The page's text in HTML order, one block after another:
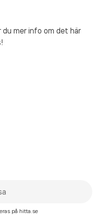
mer info om det här
på hitta.se